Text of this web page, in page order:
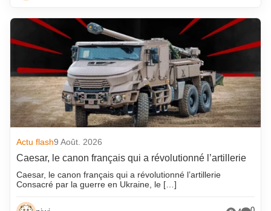
Actu flash9 Août. 2026
Caesar, le canon français qui a révolutionné l’artillerie
Caesar, le canon français qui a révolutionné l’artillerie
Consacré par la guerre en Ukraine, le […]